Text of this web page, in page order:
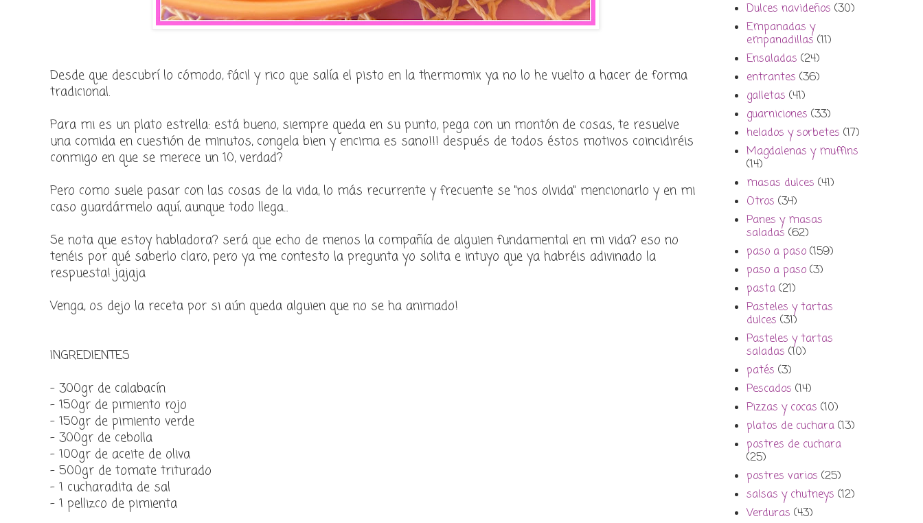
Desde que descubrí lo cómodo, fácil y rico que salía el pisto en la thermomix ya no lo he vuelto a hacer de forma
tradicional.
Para mi es un plato estrella: está bueno, siempre queda en su punto, pega con un montón de cosas, te resuelve
una comida en cuestión de minutos, congela bien y encima es sano!!! después de todos éstos motivos coincidiréis
conmigo en que se merece un 10, verdad?
Pero como suele pasar con las cosas de la vida, lo más recurrente y frecuente se "nos olvida" mencionarlo y en mi
caso guardármelo aquí, aunque todo llega...
Se nota que estoy habladora? será que echo de menos la compañía de alguien fundamental en mi vida? eso no
tenéis por qué saberlo claro, pero ya me contesto la pregunta yo solita e intuyo que ya habréis adivinado la
respuesta! jajaja
Venga, os dejo la receta por si aún queda alguien que no se ha animado!
INGREDIENTES
- 300gr de calabacín
- 150gr de pimiento rojo
- 150gr de pimiento verde
- 300gr de cebolla
- 100gr de aceite de oliva
- 500gr de tomate triturado
- 1 cucharadita de sal
- 1 pellizco de pimienta
Dulces navideños (30)
Empanadas y
empanadillas (11)
Ensaladas (24)
entrantes (36)
galletas (41)
guarniciones (33)
helados y sorbetes (17)
Magdalenas y muffins
(14)
masas dulces (41)
Otros (34)
Panes y masas
saladas (62)
paso a paso (159)
paso a paso (3)
pasta (21)
Pasteles y tartas
dulces (31)
Pasteles y tartas
saladas (10)
patés (3)
Pescados (14)
Pizzas y cocas (10)
platos de cuchara (13)
postres de cuchara
(25)
postres varios (25)
salsas y chutneys (12)
Verduras (43)